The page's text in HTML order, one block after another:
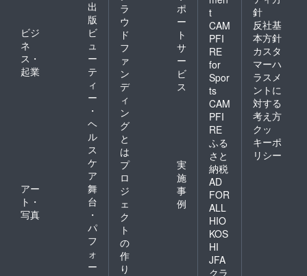
出
版
ビジ
ネ
ス・
起業
ビ
ュ
ー
テ
ィ
ー
・
ヘ
ル
ス
ケ
ア
アー
ト・
写真
舞
台
・
パ
フ
ォ
ー
ラ
ウ
ド
フ
ァ
ン
デ
ィ
ン
グ
と
は
ポ
ー
ト
サ
ー
ビ
ス
プ
ロ
ジ
ェ
ク
ト
の
作
り
実
施
事
例
t
CAM
PFI
RE
for
Spor
ts
CAM
PFI
RE
ふる
さと
納税
AD
FOR
ALL
HIO
KOS
HI
JFA
クラ
針
反社基
本方針
カスタ
マーハ
ラスメ
ントに
対する
考え方
クッ
キーポ
リシー